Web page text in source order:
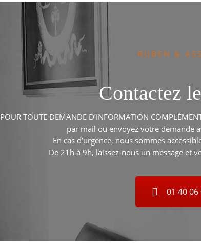
RUBEN &
Contactez
POUR TOUTE DEMANDE D’INFORMATION
par mail ou envoyez votre demande
En cas d’urgence, nous sommes
De 21h à 9h, laissez-nous un message et
01 40 06